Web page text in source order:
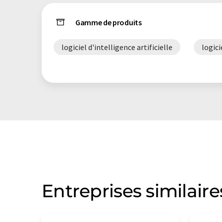
Gamme de produits
logiciel d'intelligence artificielle
Entreprises